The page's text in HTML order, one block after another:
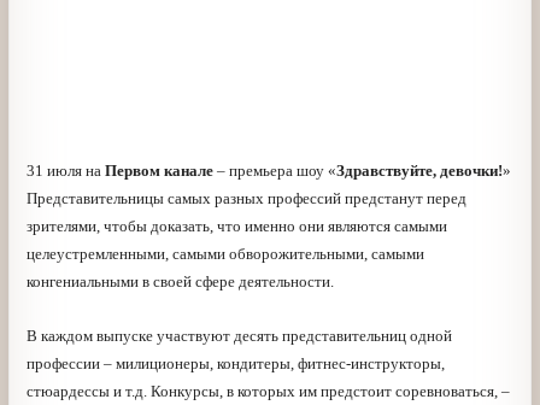
31 июля наПервом канале– премьера шоу
«Здравствуйте, девочки!» Представительницы самых
разных профессий предстанут перед зрителями, чтобы
доказать, что именно они являются самыми
целеустремленными, самыми обворожительными,
В каждом выпуске участвуют десять представительниц
одной профессии – милиционеры, кондитеры, фитнес-